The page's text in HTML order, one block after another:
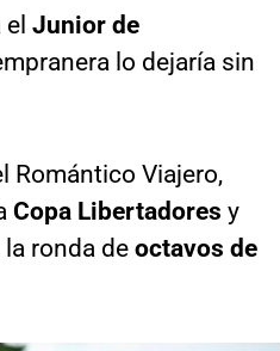
Junior de
lo dejaría sin
Romántico Viajero,
Copa Libertadores y
ronda de octavos de